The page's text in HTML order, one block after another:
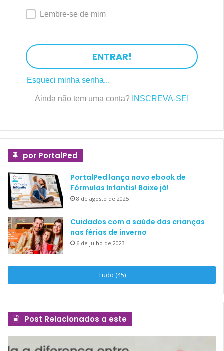
Lembre-se de mim
ENTRAR!
Esqueci minha senha...
Ainda não tem uma conta? INSCREVA-SE!
por PortalPed
PortalPed lança novo ebook de
Fórmulas Infantis! Baixe já!
8 de agosto de 2025
Cuidados com a saúde das crianças
nas férias de inverno
6 de julho de 2023
Tudo (45)
Post Relacionados a este